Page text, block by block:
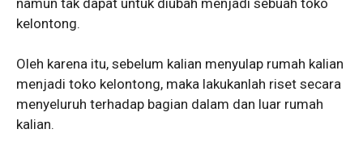
kelontong.
Oleh karena itu, sebelum kalian menyulap rumah kalian
menjadi toko kelontong, maka lakukanlah riset secara
menyeluruh terhadap bagian dalam dan luar rumah
kalian.